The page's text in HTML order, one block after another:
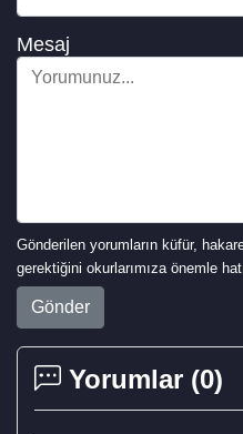
Mesaj
Gönderilen yorumların küfür,
gerektiğini okurlarımıza önemle
Gönder
Yorumlar (0)